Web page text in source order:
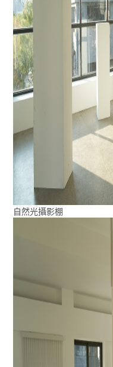
自然光攝影棚